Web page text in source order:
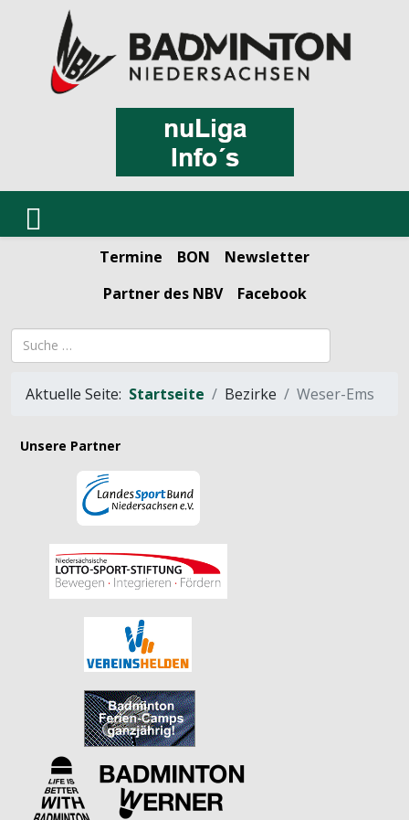
Termine BON
Newsletter
Partner des NBV
Facebook
Suchbegriff
Aktuelle Seite: Startseite Bezirke Weser-Ems
Unsere Partner